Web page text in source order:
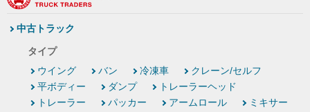
中古トラック
タイプ
ウイング
バン 冷凍車
クレーン/セルフ
平ボディー
ダンプ
トレーラーヘッド
トレーラー
パッカー アームロール
ミキサー